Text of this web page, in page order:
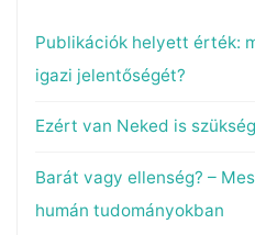
Publikációk helyett érték:
igazi jelentőségét?
Ezért van Neked is
Barát vagy ellenség? –
humán tudományokban